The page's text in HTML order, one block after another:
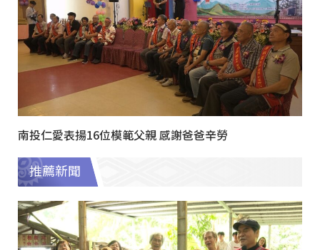
南投仁愛表揚16位模範父親 感謝爸爸辛勞
推薦新聞